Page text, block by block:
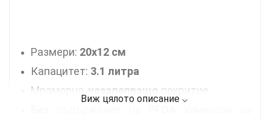
Размери: 20х12 см
Капацитет: 3.1 литра
Мраморно, незалепващо покритие